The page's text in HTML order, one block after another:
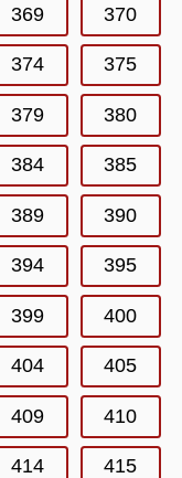
369 370
374 375
379 380
384 385
389 390
394 395
399 400
404 405
409 410
414 415